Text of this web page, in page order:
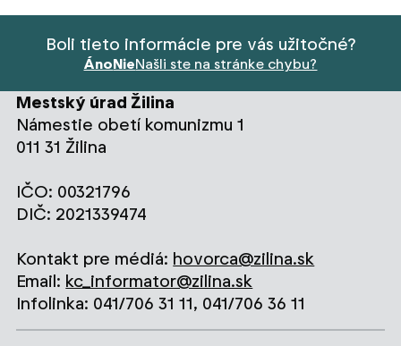
Boli tieto informácie pre vás užitočné?
ÁnoNieNašli ste na stránke chybu?
Mestský úrad Žilina
Námestie obetí komunizmu 1
011 31 Žilina
IČO: 00321796
DIČ: 2021339474
Kontakt pre médiá: hovorca@zilina.sk
Email: kc_informator@zilina.sk
Infolinka: 041/706 31 11, 041/706 36 11